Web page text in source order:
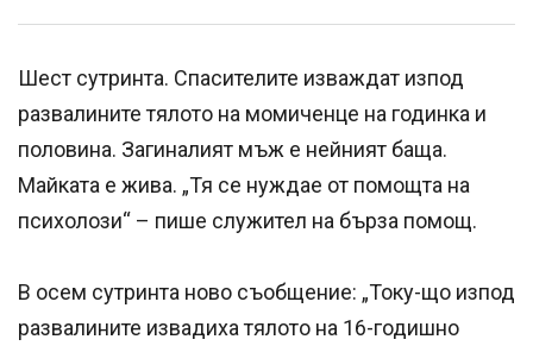
Шест сутринта. Спасителите изваждат изпод
развалините тялото на момиченце на годинка и
половина. Загиналият мъж е нейният баща.
Майката е жива. „Тя се нуждае от помощта на
психолози“ – пише служител на бърза помощ.
В осем сутринта ново съобщение: „Току-що изпод
развалините извадиха тялото на 16-годишно